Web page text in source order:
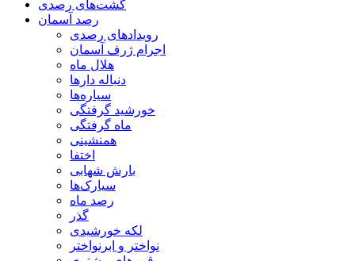
گشت‌های رصدی
رصد آسمان
رویدادهای رصدی
اجرام ژرف آسمان
هلال ماه
دنباله دارها
سیاره‌ها
خورشید گرفتگی
ماه گرفتگی
همنشینی
اختفا
بارش شهابی
سیارک‌ها
رصد ماه
گذر
لکه خورشیدی
نواختر و ابرنواختر